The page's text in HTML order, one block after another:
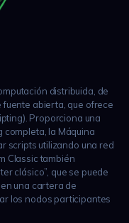
distribuida, de
abierta, que ofrece
Proporciona una
completa, la Máquina
scripts utilizando una red
Classic también
clásico”, que se puede
una cartera de
los nodos participantes